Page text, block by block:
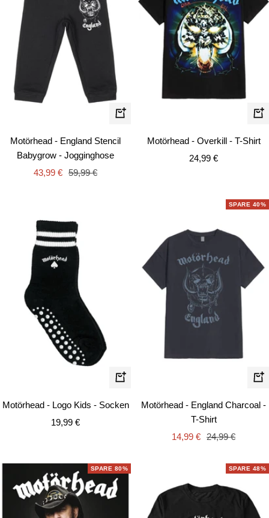
Schnellansicht
Motörhead - England Stencil
Babygrow - Jogginghose
Angebotspreis
43,99 € Regulärer
59,99 €
Motörhead - Overkill - T-Shirt
Angebotspreis
24,99 €
Schnellansicht
Motörhead - Logo Kids - Socken
Angebotspreis
19,99 €
SPARE 40%
Motörhead - England Charcoal -
T-Shirt
Angebotspreis
14,99 € Regulärer
24,99 €
SPARE 80% SPARE 48%